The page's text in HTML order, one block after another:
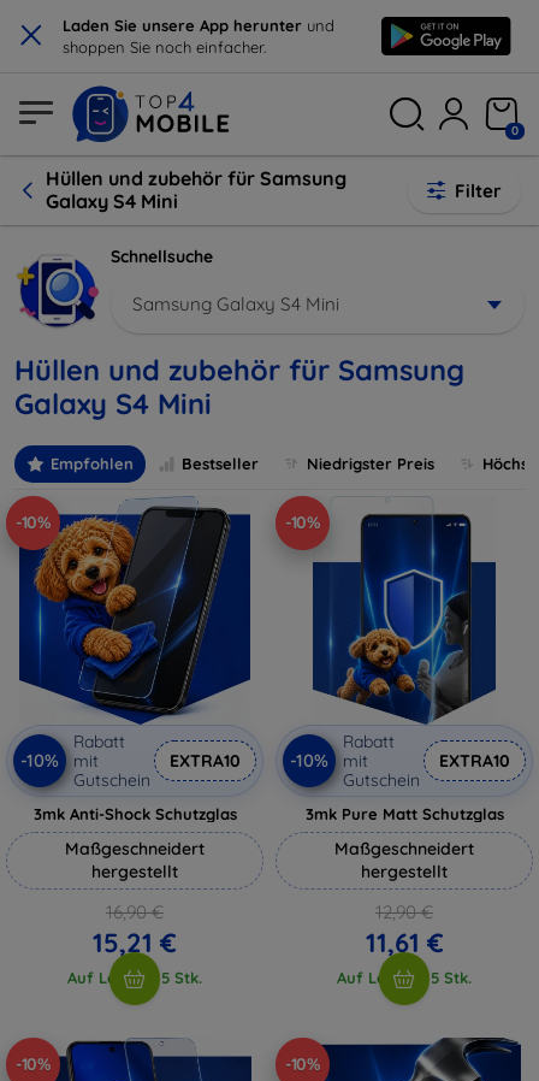
× Laden Sie unsere App herunter und
shoppen Sie noch einfacher.
0
Hüllen und zubehör für Samsung
Galaxy S4 Mini
Filter
Schnellsuche
Samsung Galaxy S4 Mini
Hüllen und zubehör für Samsung
Galaxy S4 Mini
Empfohlen Bestseller Niedrigster Preis
-10%
-10%
Rabatt
mit
Gutschein
EXTRA10
3mk Anti-Shock Schutzglas
Maßgeschneidert
hergestellt
16,90 €
15,21 €
Auf Lager > 5 Stk.
-10%
-10%
Rabatt
mit
Gutschein
EXTRA10
3mk Pure Matt Schutzglas
Maßgeschneidert
hergestellt
12,90 €
11,61 €
Auf Lager > 5 Stk.
-10% -10%